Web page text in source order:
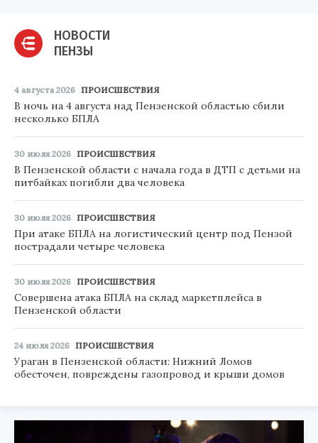
НОВОСТИ
ПЕНЗЫ
4 августа 2026 ПРОИСШЕСТВИЯ
В ночь на 4 августа над Пензенской областью сбили
несколько БПЛА
30 июля 2026 ПРОИСШЕСТВИЯ
В Пензенской области с начала года в ДТП с детьми на
питбайках погибли два человека
30 июля 2026 ПРОИСШЕСТВИЯ
При атаке БПЛА на логистический центр под Пензой
пострадали четыре человека
30 июля 2026 ПРОИСШЕСТВИЯ
Совершена атака БПЛА на склад маркетплейса в
Пензенской области
24 июля 2026 ПРОИСШЕСТВИЯ
Ураган в Пензенской области: Нижний Ломов
обесточен, повреждены газопровод и крыши домов